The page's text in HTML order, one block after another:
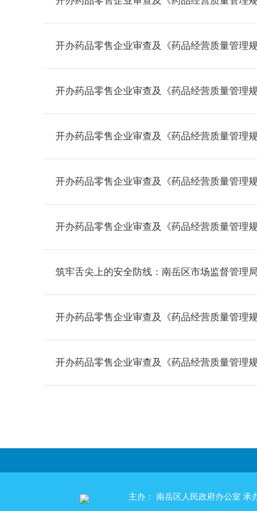
开办药品零售企业审查及《药品经营质量管理
开办药品零售企业审查及《药品经营质量管理
开办药品零售企业审查及《药品经营质量管理
开办药品零售企业审查及《药品经营质量管理
开办药品零售企业审查及《药品经营质量管理
筑牢舌尖上的安全防线：南岳区市场监督管理
开办药品零售企业审查及《药品经营质量管理
开办药品零售企业审查及《药品经营质量管理
主办： 南岳区人民政府办公室 承